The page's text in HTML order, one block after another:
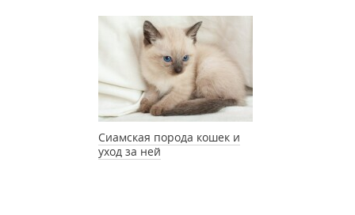
Сиамская порода кошек и
уход за ней